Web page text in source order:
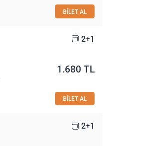
BİLET AL
2+1
1.680 TL
BİLET AL
2+1